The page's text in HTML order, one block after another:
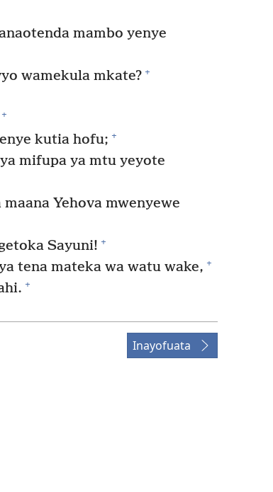
mambo yenye
wamekula mkate? +
+
kutia hofu; +
mifupa ya mtu yeyote
Yehova mwenyewe
Sayuni! +
tena mateka wa watu wake, +
+
Inayofuata